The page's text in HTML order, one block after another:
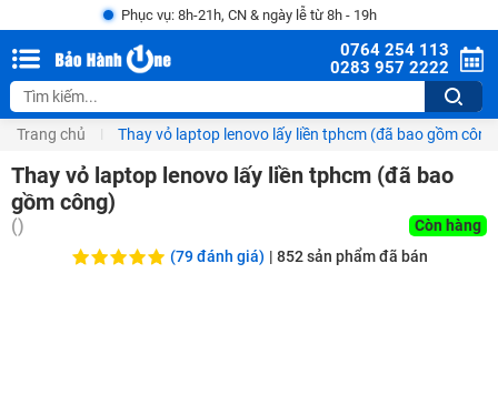
Phục vụ: 8h-21h, CN & ngày lễ từ 8h - 19h
0764 254 113
0283 957 2222
Trang chủ Thay vỏ laptop lenovo lấy liền tphcm (đã bao gồm
Thay vỏ laptop lenovo lấy liền tphcm (đã bao
gồm công)
()
Còn hàng
(79 đánh giá) | 852sản phẩm đã bán